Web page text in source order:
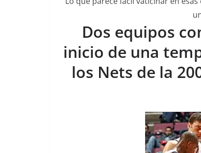
Dos equipos
inicio de una
los Nets de la